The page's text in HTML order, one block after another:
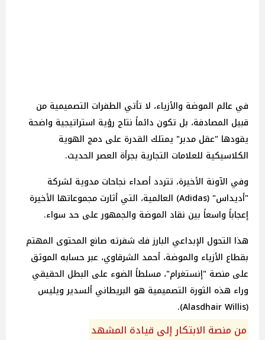
في عالم الموضة والأزياء، لا تأتي الطفرات التصميمية من
قبيل المصادفة، بل تكون دائماً نتاج رؤية استراتيجية واضحة
يقودها "عقل مدبر" يمتلك القدرة على دمج الهوية
الكلاسيكية للعلامات التجارية بجرأة العصر الحديث.
وفي الآونة الأخيرة، تتردد أصداء نجاحات مدوية لشركة
"أديداس" (Adidas) العالمية، التي أثارت مجموعاتها الأخيرة
إعجاباً واسعاً بين نقاد الموضة والجمهور على حد سواء.
هذا التحول الإبداعي البارز فك شفرته صانع المحتوى المهتم
بقطاع الأزياء والموضة، أحمد الشرقاوي، عبر حسابه الموثق
على منصة "إنستغرام"، مسلطاً الضوء على البطل الحقيقي
وراء هذه الثورة التصميمية هو البريطاني ألسدير ويليس
(Alasdhair Willis).
من منصة الابتكار إلى قيادة المشهد